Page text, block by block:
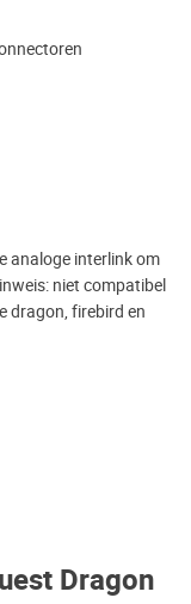
analoge interlink om
niet compatibel
dragon, firebird en
Dragon